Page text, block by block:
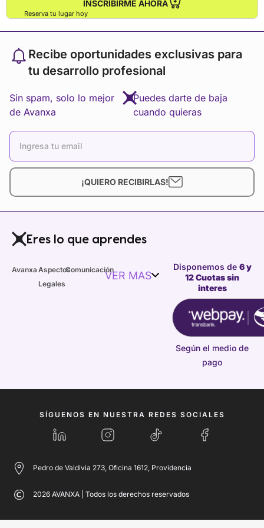
INSCRIBIRME AHORA
Reserva tu lugar hoy
Recibe oportunidades exclusivas para
tu desarrollo profesional
¡QUIERO RECIBIRLAS!
Sin spam, solo lo mejor
de Avanxa
Puedes darte de baja
cuando quieras
Eres lo que aprendes
Avanxa Aspectos
Legales
ComunicaciónVER MAS
Disponemos de 6 y
12 Cuotas sin
interes
Según el medio de
pago
Pedro de Valdivia 273, Oficina 1612, Providencia
2026 AVANXA | Todos los derechos reservados
SÍGUENOS EN NUESTRA REDES SOCIALES